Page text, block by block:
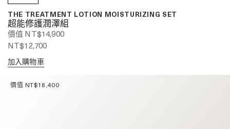
THE TREATMENT LOTION MOISTURIZING SET
超能修護潤澤組
價值 NT$14,900
NT$12,700
加入購物車
價值 NT$18,400